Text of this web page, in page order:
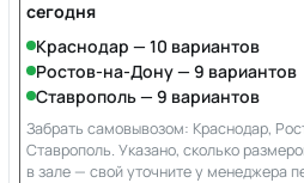
сегодня
Краснодар — 10 вариантов
Ростов-на-Дону — 9 вариантов
Ставрополь — 9 вариантов
Забрать самовывозом: Краснодар,
Ставрополь. Указано, сколько
в зале — свой уточните у менеджера